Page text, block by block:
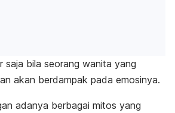
saja bila seorang wanita yang
akan berdampak pada emosinya.
adanya berbagai mitos yang